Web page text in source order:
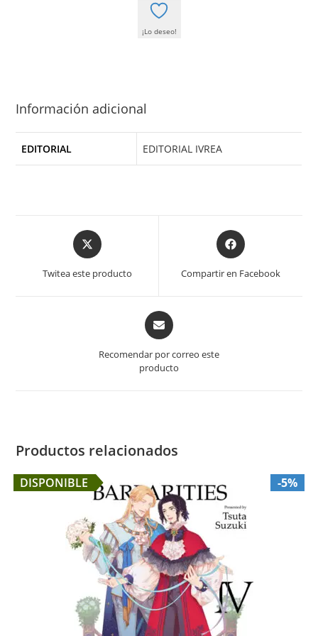
¡Lo deseo!
Información adicional
EDITORIAL EDITORIAL IVREA
Opens
in
new
Twitea este producto
Opens
in
a
new
Compartir en Facebook
Opens
in
new
Recomendar por correo este
producto
Productos relacionados
DISPONIBLE -5%